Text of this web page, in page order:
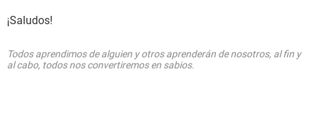
¡Saludos!
Todos aprendimos de alguien y otros aprenderán de nosotros, al fin y
al cabo, todos nos convertiremos en sabios.